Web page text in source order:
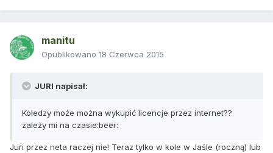
manitu
Opublikowano 18 Czerwca 2015
JURI napisał:
Koledzy może można wykupić licencje przez internet??
zależy mi na czasie:beer:
Juri przez neta raczej nie! Teraz tylko w kole w Jaśle (roczną) lub